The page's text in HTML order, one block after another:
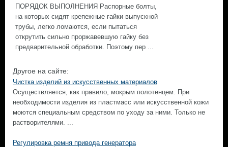
ПОРЯДОК ВЫПОЛНЕНИЯ Распорные болты,
на которых сидят крепежные гайки выпускной
трубы, легко ломаются, если пытаться
открутить сильно проржавевшую гайку без
предварительной обработки. Поэтому пер ...
Другое на сайте:
Чистка изделий из искусственных материалов
Осуществляется, как правило, мокрым полотенцем. При
необходимости изделия из пластмасс или искусственной кожи
моются специальным средством по уходу за ними. Только не
растворителями. ...
Регулировка ремня привода генератора